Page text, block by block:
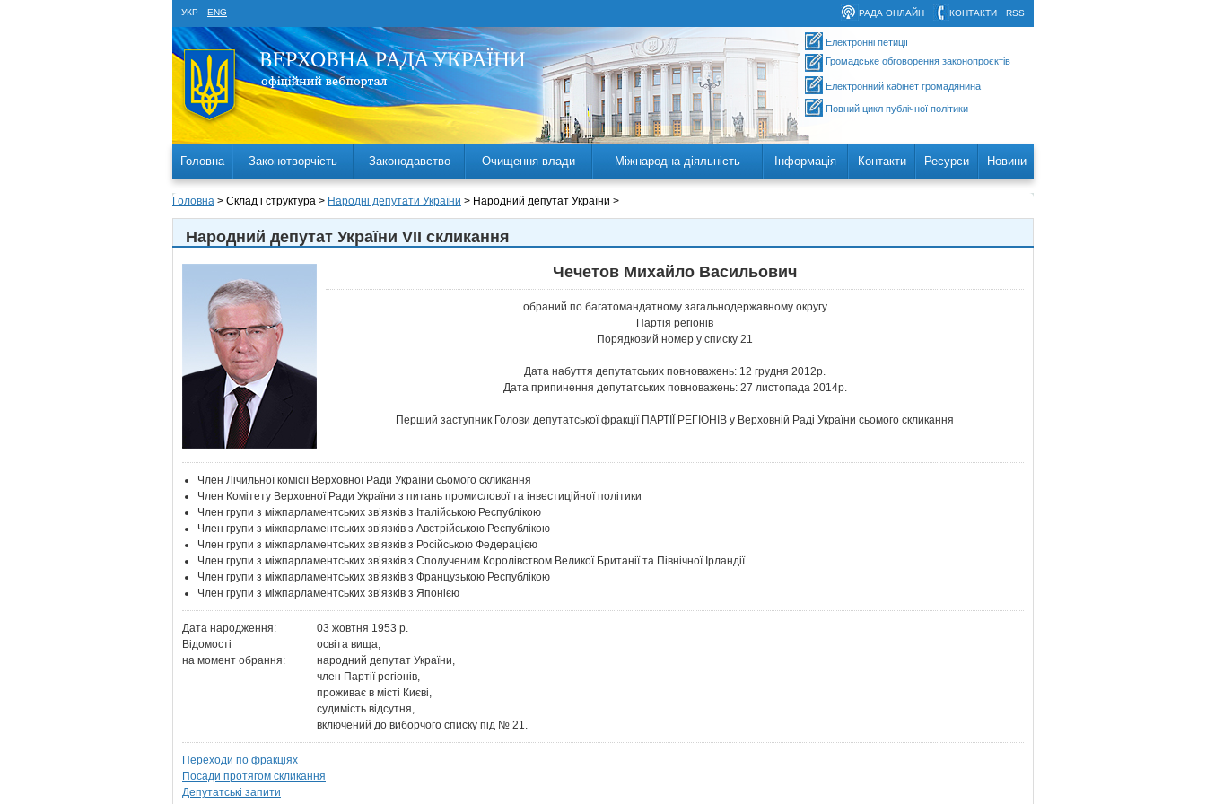
УКР ENG RSS
КОНТАКТИ
РАДА ОНЛАЙН
Електронні петиції
Громадське обговорення законопроєктів
Електронний кабінет громадянина
Повний цикл публічної політики
Головна Законотворчість Законодавство Очищення влади Міжнародна діяльність Інформація Контакти Ресурси Новини
Головна > Склад і структура > Народні депутати України > Народний депутат України >
Народний депутат України VII скликання
Чечетов Михайло Васильович
обраний по багатомандатному загальнодержавному округу
Партія регіонів
Порядковий номер у списку 21
Дата набуття депутатських повноважень: 12 грудня 2012р.
Дата припинення депутатських повноважень: 27 листопада 2014р.
Перший заступник Голови депутатської фракції ПАРТІЇ РЕГІОНІВ у Верховній Раді України сьомого скликання
Член Лічильної комісії Верховної Ради України сьомого скликання
Член Комітету Верховної Ради України з питань промислової та інвестиційної політики
Член групи з міжпарламентських зв’язків з Італійською Республікою
Член групи з міжпарламентських зв’язків з Австрійською Республікою
Член групи з міжпарламентських зв’язків з Російською Федерацією
Член групи з міжпарламентських зв’язків з Сполученим Королівством Великої Британії та Північної Ірландії
Член групи з міжпарламентських зв’язків з Французькою Республікою
Член групи з міжпарламентських зв’язків з Японією
Дата народження:
03 жовтня 1953 р.
Відомості
на момент обрання:
освіта вища,
народний депутат України,
член Партії регіонів,
проживає в місті Києві,
судимість відсутня,
включений до виборчого списку під № 21.
Переходи по фракціях
Посади протягом скликання
Депутатські запити